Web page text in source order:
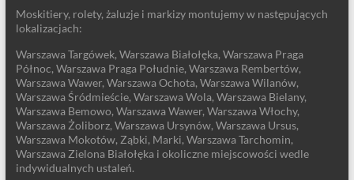
Moskitiery, rolety, żaluzje i markizy montujemy w następujących
lokalizacjach:
Warszawa Targówek, Warszawa Białołęka, Warszawa Praga
Północ, Warszawa Praga Południe, Warszawa Rembertów,
Warszawa Wawer, Warszawa Ochota, Warszawa Wilanów,
Warszawa Śródmieście, Warszawa Wola, Warszawa Bielany,
Warszawa Bemowo, Warszawa Wawer, Warszawa Włochy,
Warszawa Żoliborz, Warszawa Ursynów, Warszawa Ursus,
Warszawa Mokotów, Ząbki, Marki, Warszawa Tarchomin,
Warszawa Zielona Białołęka i okoliczne miejscowości wedle
indywidualnych ustaleń.